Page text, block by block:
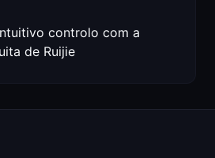
controlo com a
de Ruijie